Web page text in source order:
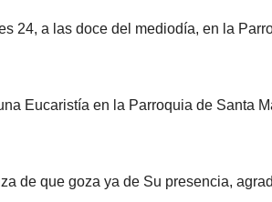
24, a las doce del mediodía, en la
Eucaristía en la Parroquia de Santa
de que goza ya de Su presencia,